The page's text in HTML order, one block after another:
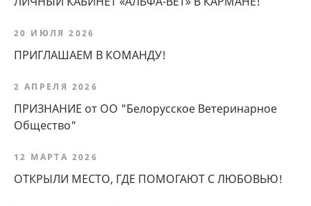
20 ИЮЛЯ 2026
ПРИГЛАШАЕМ В КОМАНДУ!
2 АПРЕЛЯ 2026
ПРИЗНАНИЕ от ОО "Белорусское Ветеринарное
Общество"
12 МАРТА 2026
ОТКРЫЛИ МЕСТО, ГДЕ ПОМОГАЮТ С ЛЮБОВЬЮ!